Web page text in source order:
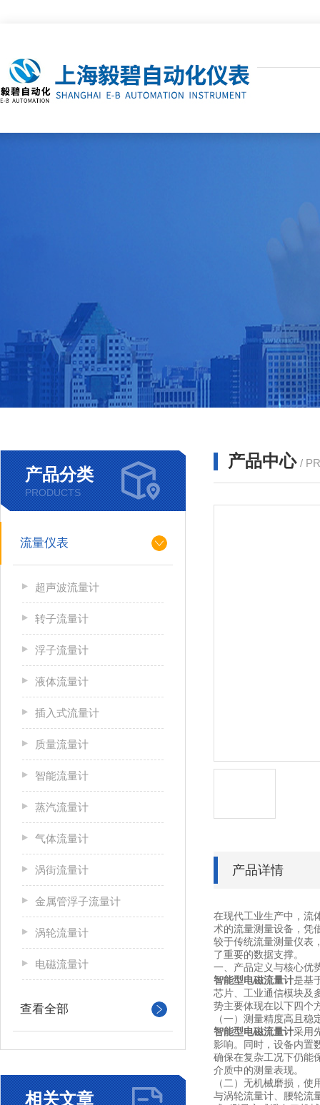
产品分类
PRODUCTS
流量仪表
超声波流量计
转子流量计
浮子流量计
液体流量计
插入式流量计
质量流量计
智能流量计
蒸汽流量计
气体流量计
涡街流量计
金属管浮子流量计
涡轮流量计
电磁流量计
查看全部
相关文章
产品中心 /
产品详情
在现代工业生产中，流
术的流量测量设备，凭
较于传统流量测量仪表
了重要的数据支撑。
一、产品定义与核心优
智能型电磁流量计是基
芯片、工业通信模块及
势主要体现在以下四个
（一）测量精度高且稳
智能型电磁流量计采用
影响。同时，设备内置
确保在复杂工况下仍能
介质中的测量表现。
（二）无机械磨损，使
与涡轮流量计、腰轮流